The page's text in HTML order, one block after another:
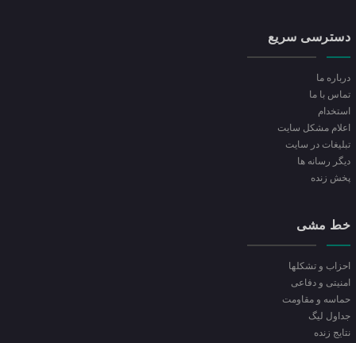
دسترسی سریع
درباره ما
تماس با ما
استخدام
اعلام مشکل سایت
تبلیغات در سایت
ديگر رسانه ها
پخش زنده
خط مشی
احزاب و تشکلها
امنیتی و دفاعی
حماسه و مقاومت
جداول لیگ
نتایج زنده